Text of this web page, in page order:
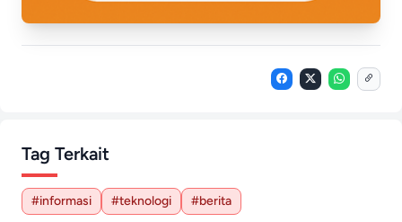
Tag Terkait
#informasi #teknologi #berita